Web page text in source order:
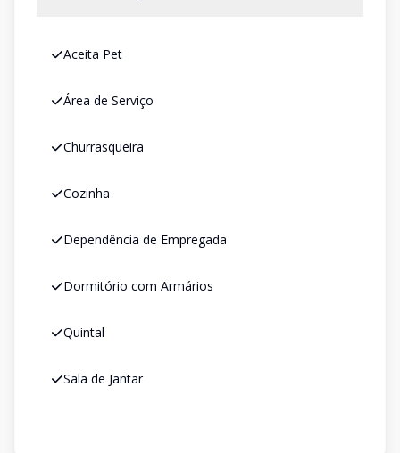
Aceita Pet
Área de Serviço
Churrasqueira
Cozinha
Dependência de Empregada
Dormitório com Armários
Quintal
Sala de Jantar